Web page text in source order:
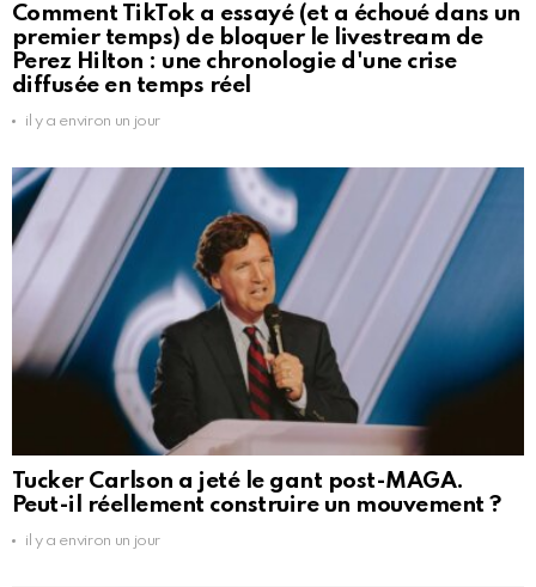
Comment TikTok a essayé (et a échoué dans un
premier temps) de bloquer le livestream de
Perez Hilton : une chronologie d'une crise
diffusée en temps réel
il y a environ un jour
Tucker Carlson a jeté le gant post-MAGA.
Peut-il réellement construire un mouvement ?
il y a environ un jour